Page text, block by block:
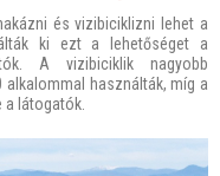
és vizibiciklizni lehet a
ki ezt a lehetőséget a
A vizibiciklik nagyobb
alkalommal használták, míg a
a látogatók.